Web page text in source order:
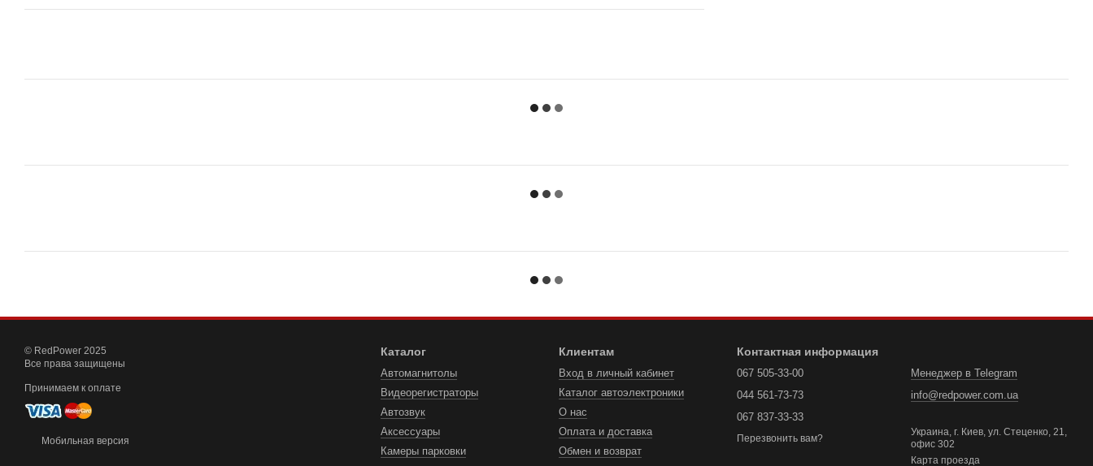
© RedPower 2025
Все права защищены
Принимаем к оплате
Мобильная версия
Каталог
Автомагнитолы
Видеорегистраторы
Автозвук
Аксессуары
Камеры парковки
Клиентам
Вход в личный кабинет
Каталог автоэлектроники
О нас
Оплата и доставка
Обмен и возврат
Контактная информация
067 505-33-00
044 561-73-73
067 837-33-33
Перезвонить вам?
Менеджер в Telegram
info@redpower.com.ua
Украина, г. Киев, ул. Стеценко, 21,
офис 302
Карта проезда